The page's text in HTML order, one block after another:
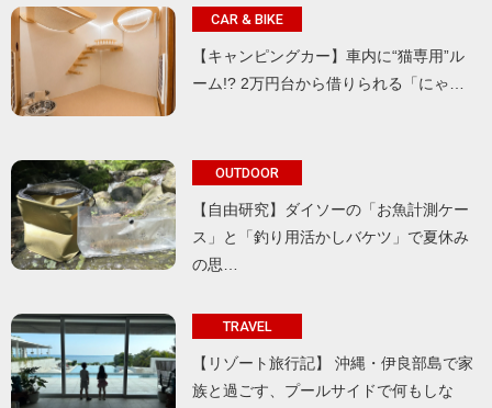
CAR & BIKE
【キャンピングカー】車内に“猫専用”ル
ーム!? 2万円台から借りられる「にゃ…
OUTDOOR
【自由研究】ダイソーの「お魚計測ケー
ス」と「釣り用活かしバケツ」で夏休み
の思…
TRAVEL
【リゾート旅行記】 沖縄・伊良部島で家
族と過ごす、プールサイドで何もしな